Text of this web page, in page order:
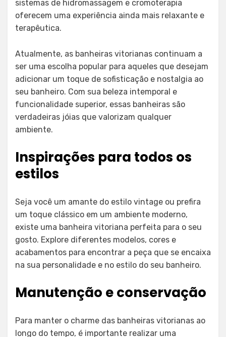
sistemas de hidromassagem e cromoterapia
oferecem uma experiência ainda mais relaxante e
terapêutica.
Atualmente, as banheiras vitorianas continuam a
ser uma escolha popular para aqueles que desejam
adicionar um toque de sofisticação e nostalgia ao
seu banheiro. Com sua beleza intemporal e
funcionalidade superior, essas banheiras são
verdadeiras jóias que valorizam qualquer
ambiente.
Inspirações para todos os
estilos
Seja você um amante do estilo vintage ou prefira
um toque clássico em um ambiente moderno,
existe uma banheira vitoriana perfeita para o seu
gosto. Explore diferentes modelos, cores e
acabamentos para encontrar a peça que se encaixa
na sua personalidade e no estilo do seu banheiro.
Manutenção e conservação
Para manter o charme das banheiras vitorianas ao
longo do tempo, é importante realizar uma